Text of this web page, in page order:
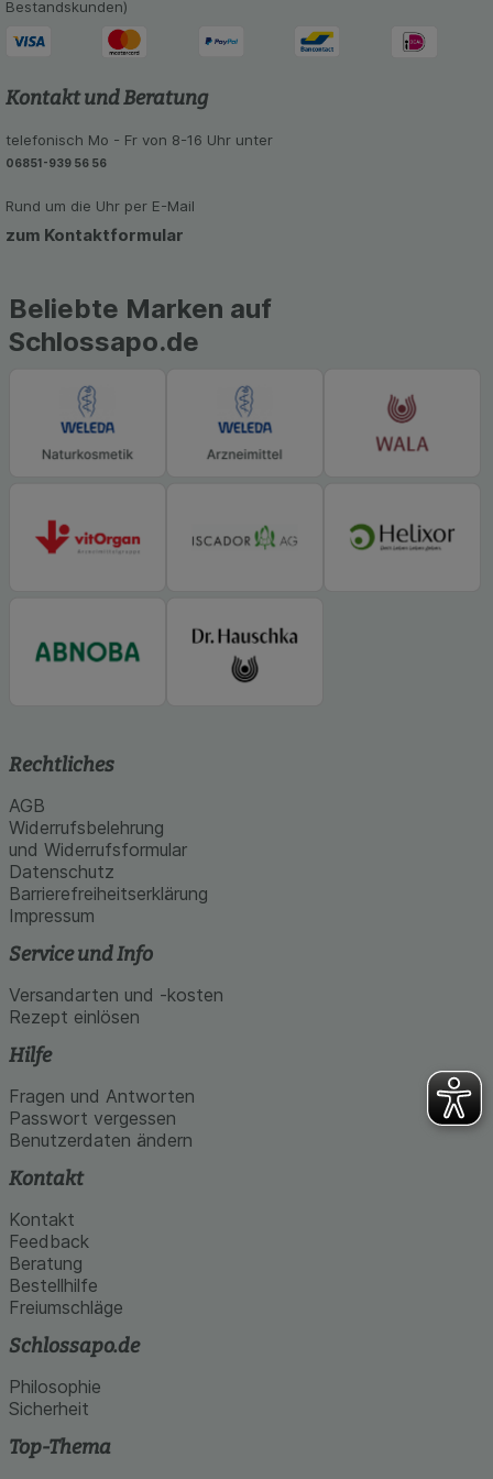
unserer Website sammeln, mit deren Hilfe wir
unsere Website weiter für Sie optimieren können,
den Inhalt auf unserer Website aber auch die
zu gestalten. Bitte beachten Sie, dass Daten
soziale Medien übertragen werden.
Bestandskunden)
Kontakt und Beratung
telefonisch Mo - Fr von 8-16 Uhr unter
06851-939 56 56
Rund um die Uhr per E-Mail
zum Kontaktformular
Beliebte Marken auf
Schlossapo.de
Rechtliches
AGB
Widerrufsbelehrung
und Widerrufsformular
Datenschutz
Barrierefreiheitserklärung
Impressum
Service und Info
Versandarten und -kosten
Rezept einlösen
Hilfe
Fragen und Antworten
Passwort vergessen
Benutzerdaten ändern
Kontakt
Kontakt
Feedback
Beratung
Bestellhilfe
Freiumschläge
Schlossapo.de
Philosophie
Sicherheit
Top-Thema